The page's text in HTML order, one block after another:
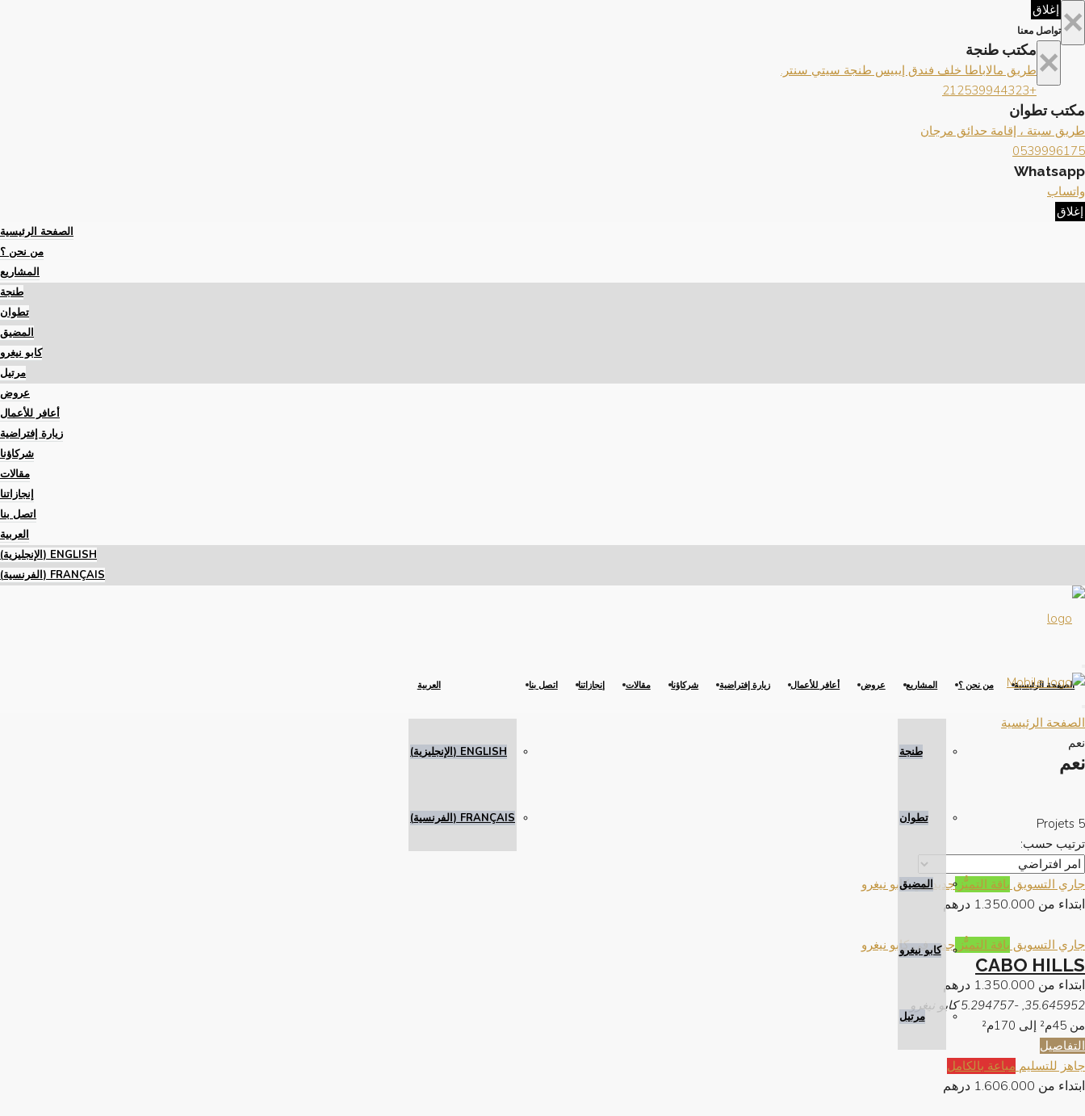
× إغلاق
تواصل معنا
× مكتب طنجة
طريق مالاباطا خلف فندق إيبيس طنجة سيتي سنتر.
+212539944323
مكتب تطوان
طريق سبتة ، إقامة حدائق مرجان
0539996175
Whatsapp
واتساب
إغلاق
الصفحة الرئيسية
من نحن ؟
المشاريع
طنجة
تطوان
المضيق
كابو نيغرو
مرتيل
عروض
أعافر للأعمال
زيارة إفتراضية
شركاؤنا
مقالات
إنجازاتنا
اتصل بنا
العربية
ENGLISH
(الإنجليزية)
FRANÇAIS
(الفرنسية)
الصفحة الرئيسية من نحن ؟ المشاريع
طنجة
تطوان
المضيق
كابو نيغرو
مرتيل
عروض أعافر للأعمال زيارة إفتراضية شركاؤنا مقالات إنجازاتنا اتصل بنا العربية
ENGLISH
(الإنجليزية)
FRANÇAIS
(الفرنسية)
الصفحة الرئيسية
نعم
نعم
5 Projets
ترتيب حسب:
جاري التسويق باقة التميُّزجديد في كابو نيغرو
ابتداء من 1.350.000 درهم
جاري التسويق باقة التميُّزجديد في كابو نيغرو
CABO HILLS
ابتداء من 1.350.000 درهم
35.645952, -5.294757 كابو نيغرو
من 45م² إلى 170م²
التفاصيل
جاهز للتسليم مباعة بالكامل
ابتداء من 1.606.000 درهم